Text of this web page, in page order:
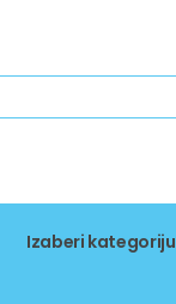
Izaberi kategoriju